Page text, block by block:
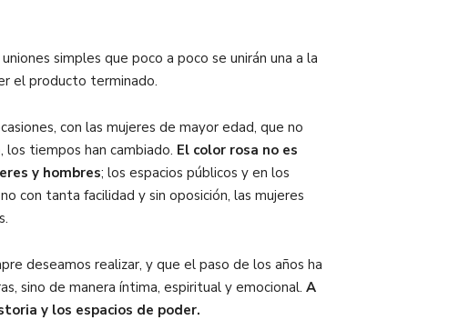
simples que poco a poco se unirán una a la
el producto terminado.
con las mujeres de mayor edad, que no
los tiempos han cambiado. El color rosa no es
y hombres; los espacios públicos y en los
con tanta facilidad y sin oposición, las mujeres
deseamos realizar, y que el paso de los años ha
sino de manera íntima, espiritual y emocional. A
y los espacios de poder.